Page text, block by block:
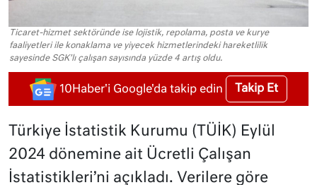
Ticaret-hizmet sektöründe ise lojistik, repolama, posta ve kurye
faaliyetleri ile konaklama ve yiyecek hizmetlerindeki hareketlilik
sayesinde SGK'lı çalışan sayısında yüzde 4 artış oldu.
10Haber'i Google'da takip edin Takip Et
Türkiye İstatistik Kurumu (TÜİK) Eylül
2024 dönemine ait Ücretli Çalışan
İstatistikleri’ni açıkladı. Verilere göre